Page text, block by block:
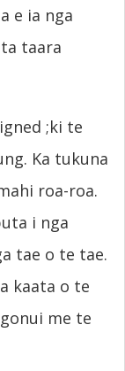
e ia nga
taara
;ki te
Ka tukuna
roa-roa.
i nga
tae o te tae.
kaata o te
me te